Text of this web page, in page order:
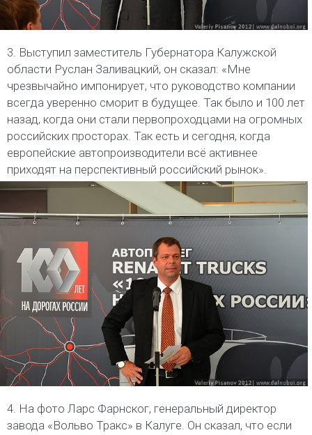
3. Выступил заместитель Губернатора Калужской
области Руслан Заливацкий, он сказал: «Мне
чрезвычайно импонирует, что руководство компании
всегда уверенно сморит в будущее. Так было и 100 лет
назад, когда они стали первопроходцами на огромных
российских просторах. Так есть и сегодня, когда
европейские автопроизводители всё активнее
приходят на перспективный российский рынок».
4. На фото Ларс Фарнског, генеральный директор
завода «Вольво Тракс» в Калуге. Он сказал, что если